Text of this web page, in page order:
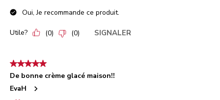
Oui, Je recommande ce produit.
Utile? (0) (0) SIGNALER
5 étoile(s) sur 5.
De bonne crème glacé maison!!
EvaH